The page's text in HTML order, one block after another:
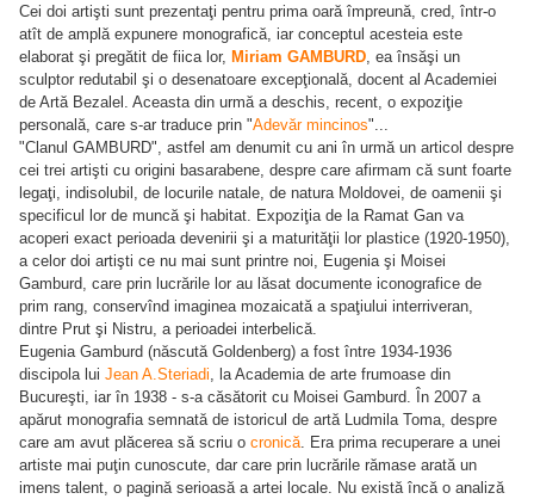
Cei doi artişti sunt prezentaţi pentru prima oară împreună, cred, într-o
atît de amplă expunere monografică, iar conceptul acesteia este
elaborat şi pregătit de fiica lor, Miriam GAMBURD, ea însăşi un
sculptor redutabil şi o desenatoare excepţională, docent al Academiei
de Artă Bezalel. Aceasta din urmă a deschis, recent, o expoziţie
personală, care s-ar traduce prin "Adevăr mincinos"...
"Clanul GAMBURD", astfel am denumit cu ani în urmă un articol despre
cei trei artişti cu origini basarabene, despre care afirmam că sunt foarte
legaţi, indisolubil, de locurile natale, de natura Moldovei, de oamenii şi
specificul lor de muncă şi habitat. Expoziţia de la Ramat Gan va
acoperi exact perioada devenirii şi a maturităţii lor plastice (1920-1950),
a celor doi artişti ce nu mai sunt printre noi, Eugenia şi Moisei
Gamburd, care prin lucrările lor au lăsat documente iconografice de
prim rang, conservînd imaginea mozaicată a spaţiului interriveran,
dintre Prut şi Nistru, a perioadei interbelică.
Eugenia Gamburd (născută Goldenberg) a fost între 1934-1936
discipola lui Jean A.Steriadi, la Academia de arte frumoase din
Bucureşti, iar în 1938 - s-a căsătorit cu Moisei Gamburd. În 2007 a
apărut monografia semnată de istoricul de artă Ludmila Toma, despre
care am avut plăcerea să scriu o cronică. Era prima recuperare a unei
artiste mai puţin cunoscute, dar care prin lucrările rămase arată un
imens talent, o pagină serioasă a artei locale. Nu există încă o analiză